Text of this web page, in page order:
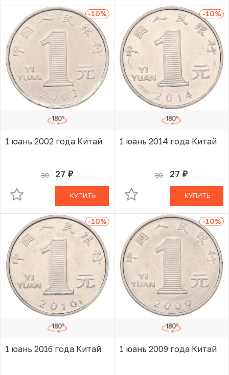
-10%
1 юань 2002 года Китай
30 27 руб.
В КОРЗИНЕ
КУПИТЬ
-10%
1 юань 2014 года Китай
30 27 руб.
В КОРЗИНЕ
КУПИТЬ
-10%
1 юань 2016 года Китай
-10%
1 юань 2009 года Китай